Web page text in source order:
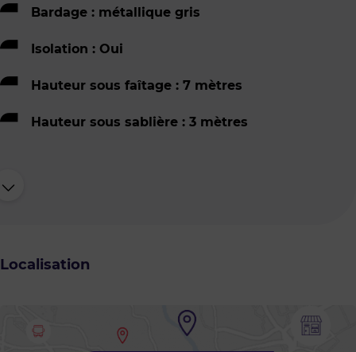
Bardage : métallique gris
Isolation : Oui
Hauteur sous faîtage : 7 mètres
Hauteur sous sablière : 3 mètres
Localisation